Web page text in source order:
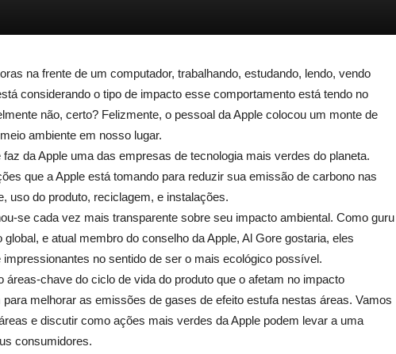
na frente de um computador, trabalhando, estudando, lendo, vendo
considerando o tipo de impacto esse comportamento está tendo no
não, certo? Felizmente, o pessoal da Apple colocou um monte de
ambiente em nosso lugar.
da Apple uma das empresas de tecnologia mais verdes do planeta.
que a Apple está tomando para reduzir sua emissão de carbono nas
uso do produto, reciclagem, e instalações.
se cada vez mais transparente sobre seu impacto ambiental. Como guru
e atual membro do conselho da Apple, Al Gore gostaria, eles
no sentido de ser o mais ecológico possível.
áreas-chave do ciclo de vida do produto que o afetam no impacto
melhorar as emissões de gases de efeito estufa nestas áreas. Vamos
e discutir como ações mais verdes da Apple podem levar a uma
consumidores.